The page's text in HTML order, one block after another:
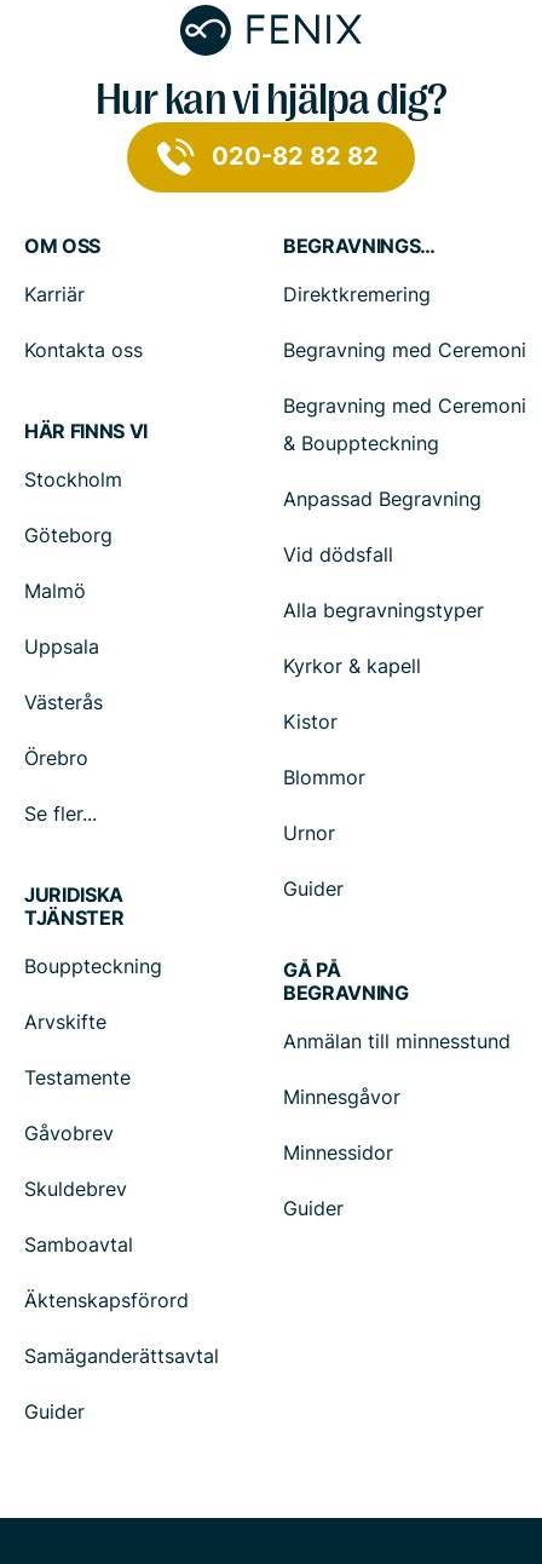
Hur kan vi hjälpa dig?
020-82 82 82
OM OSS
Karriär
Kontakta oss
HÄR FINNS VI
Stockholm
Göteborg
Malmö
Uppsala
Västerås
Örebro
Se fler...
BEGRAVNINGSTJÄNSTER
Direktkremering
Begravning med Ceremoni
Begravning med Ceremoni
& Bouppteckning
Anpassad Begravning
Vid dödsfall
Alla begravningstyper
Kyrkor & kapell
Kistor
Blommor
Urnor
Guider
JURIDISKA
TJÄNSTER
Bouppteckning
Arvskifte
Testamente
Gåvobrev
Skuldebrev
Samboavtal
Äktenskapsförord
Samäganderättsavtal
Guider
GÅ PÅ
BEGRAVNING
Anmälan till minnesstund
Minnesgåvor
Minnessidor
Guider